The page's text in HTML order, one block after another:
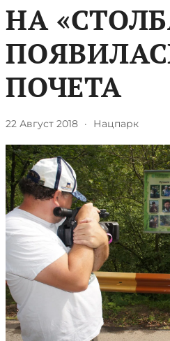
​НА
ПОЧЕТА
22 Август 2018 · Нацпарк